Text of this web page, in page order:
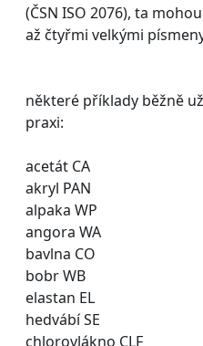
(ČSN ISO 2076), ta
až čtyřmi velkými
některé příklady běžně
praxi:
acetát CA
akryl PAN
alpaka WP
angora WA
bavlna CO
bobr WB
elastan EL
hedvábí SE
chlorovlákno CLF